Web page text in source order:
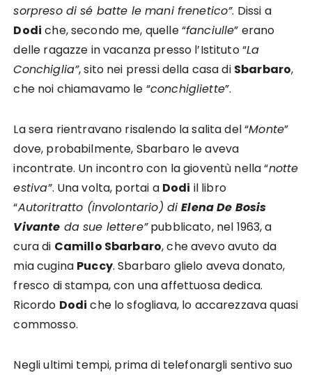
sorpreso di sé batte le mani frenetico”. Dissi a
Dodi che, secondo me, quelle “fanciulle” erano
delle ragazze in vacanza presso l’Istituto “La
Conchiglia”, sito nei pressi della casa di Sbarbaro,
che noi chiamavamo le “conchigliette”.
La sera rientravano risalendo la salita del “Monte”
dove, probabilmente, Sbarbaro le aveva
incontrate. Un incontro con la gioventù nella “notte
estiva”. Una volta, portai a Dodi il libro
“Autoritratto (involontario) diElena De Bosis
Vivante da sue lettere”pubblicato, nel 1963, a
cura di Camillo Sbarbaro, che avevo avuto da
mia cugina Puccy. Sbarbaro glielo aveva donato,
fresco di stampa, con una affettuosa dedica.
Ricordo Dodi che lo sfogliava, lo accarezzava quasi
commosso.
Negli ultimi tempi, prima di telefonargli sentivo suo